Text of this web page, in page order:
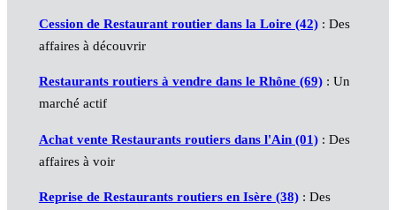
Cession de Restaurant routier dans la Loire (42): Des
affaires à découvrir
Restaurants routiers à vendre dans le Rhône (69): Un
marché actif
Achat vente Restaurants routiers dans l'Ain (01): Des
affaires à voir
Reprise de Restaurants routiers en Isère (38): Des